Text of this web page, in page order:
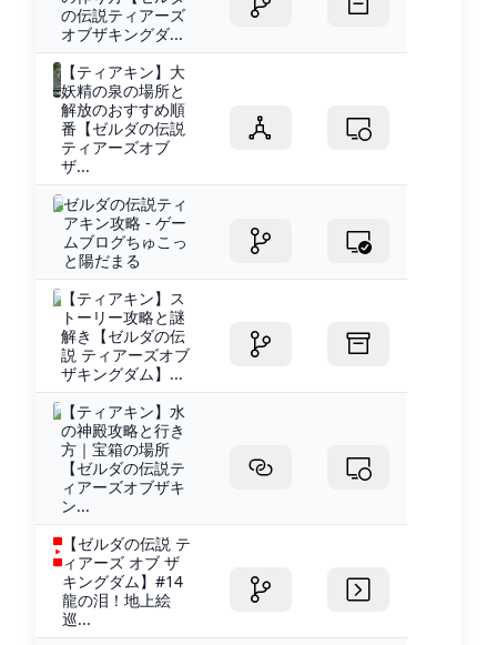
の伝説ティアーズ
オブザキングダ...
【ティアキン】大
妖精の泉の場所と
解放のおすすめ順
番【ゼルダの伝説
ティアーズオブ
ザ...
ゼルダの伝説ティ
アキン攻略 - ゲー
ムブログちゅこっ
と陽だまる
【ティアキン】ス
トーリー攻略と謎
解き【ゼルダの伝
説 ティアーズオブ
ザキングダム】...
【ティアキン】水
の神殿攻略と行き
方｜宝箱の場所
【ゼルダの伝説テ
ィアーズオブザキ
ン...
【ゼルダの伝説 テ
ィアーズ オブ ザ
キングダム】#14
龍の泪！地上絵
巡...